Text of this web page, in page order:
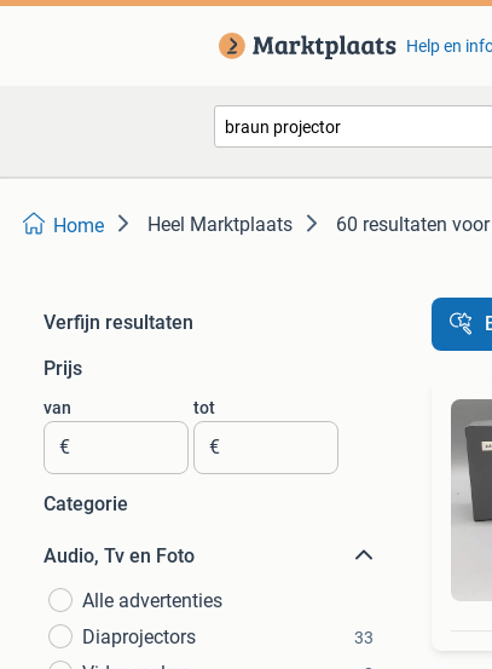
Help en
Home Heel Marktplaats 60 resultaten
Verfijn resultaten
Prijs
van
€
tot
€
Categorie
Audio, Tv en Foto
Alle advertenties
Diaprojectors
33